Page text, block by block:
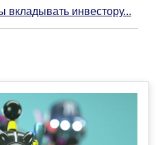
вкладывать инвестору...